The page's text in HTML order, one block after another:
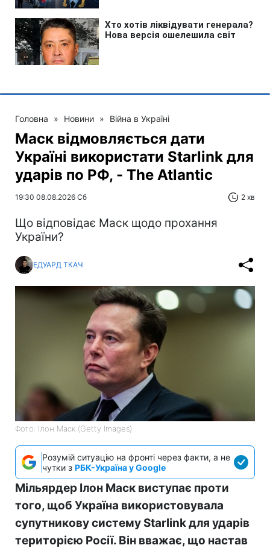
Головна » Новини » Війна в Україні
Маск відмовляється дати
Україні використати Starlink для
ударів по РФ, - The Atlantic
19:30 08.08.2026 Сб 2 хв
Що відповідає Маск щодо прохання
України?
ЕДУАРД ТКАЧ
Фото: Ілон Маск (Getty Images)
Розумій ситуацію на фронті через факти, а не
чутки з РБК-Україна у Google
Мільярдер Ілон Маск виступає проти
того, щоб Україна використовувала
супутникову систему Starlink для ударів
територією Росії. Він вважає, що настав